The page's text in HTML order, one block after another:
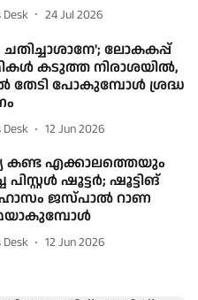
24 Jul 2026
ചതിച്ചാശാനേ'; ലോകകപ്പ്
കടുത്ത നിരാശയിൽ,
തേടി പോകുമ്പോൾ ശ്രദ്ധ
12 Jun 2026
കണ്ട എക്കാലത്തെയും
പിസ്റ്റൾ ഷൂട്ടർ; ഷൂട്ടിങ്
ജസ്പാല്‍ റാണ
12 Jun 2026